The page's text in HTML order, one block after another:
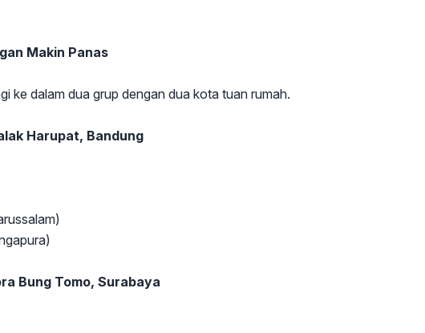
Makin Panas
ke dalam dua grup dengan dua kota tuan rumah.
Harupat, Bandung
Bung Tomo, Surabaya